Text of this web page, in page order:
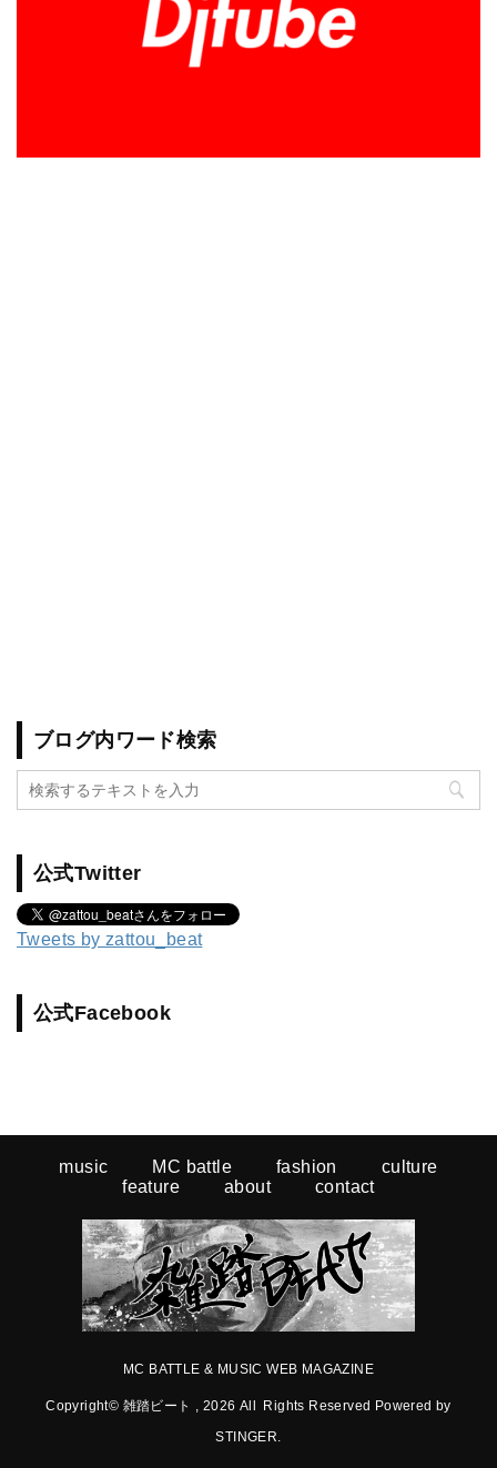
ブログ内ワード検索
公式Twitter
Tweets by zattou_beat
公式Facebook
music MC battle fashion
culture
feature
about contact
MC BATTLE & MUSIC WEB MAGAZINE
Copyright© 雑踏ビート , 2026 All Rights Reserved Powered by
STINGER.